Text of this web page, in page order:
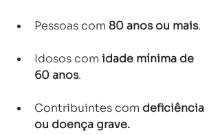
Pessoas com 80 anos ou mais.
Idosos com idade mínima de
60 anos.
Contribuintes com deficiência
ou doença grave.